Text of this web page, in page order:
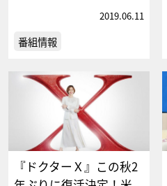
2019.06.11
番組情報
『ドクターＸ』この秋2